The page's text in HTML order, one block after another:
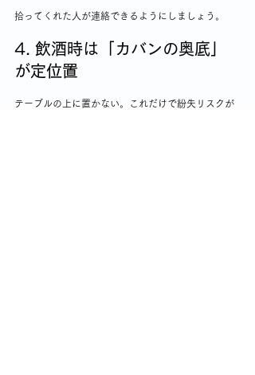
拾ってくれた人が連絡できるようにしましょう。
4. 飲酒時は「カバンの奥底」
が定位置
テーブルの上に置かない。これだけで紛失リスクが